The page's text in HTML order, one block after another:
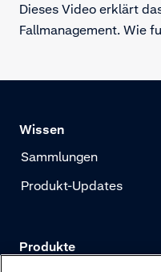
Dieses Video erklärt
Fallmanagement. Wie
Wissen
Sammlungen
Produkt-Updates
Produkte